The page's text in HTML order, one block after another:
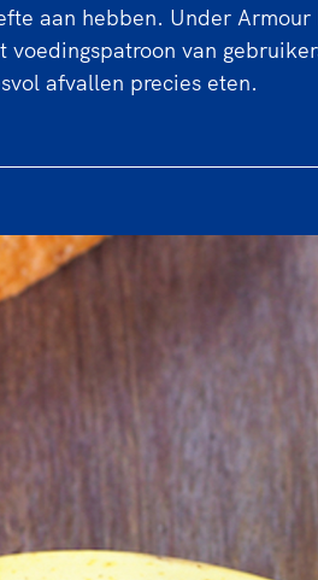
aan hebben. Under
van
afvallen precies eten.